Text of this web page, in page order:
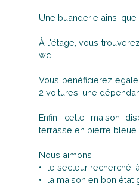
Une buanderie ainsi
À l'étage, vous
wc.
Vous bénéficierez
2 voitures, une
Enfin, cette maison
terrasse en pierre bleue.
Nous aimons :
le secteur recherché,
la maison en bon état